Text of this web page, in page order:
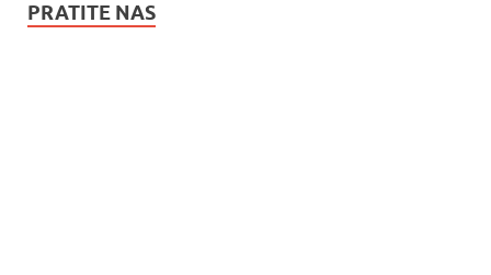
PRATITE NAS